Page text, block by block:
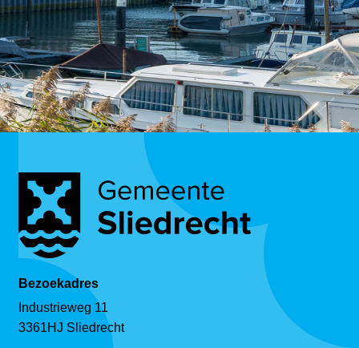
Bezoekadres
Industrieweg 11
3361HJ Sliedrecht